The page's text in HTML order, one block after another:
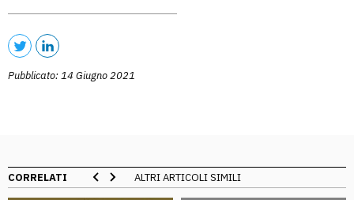
Pubblicato: 14 Giugno 2021
CORRELATI ALTRI ARTICOLI SIMILI